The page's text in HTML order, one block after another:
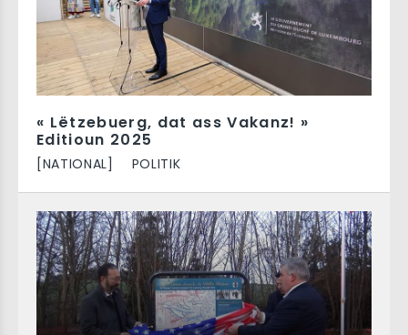
« Lëtzebuerg, dat ass Vakanz! »
Editioun 2025
[NATIONAL] POLITIK